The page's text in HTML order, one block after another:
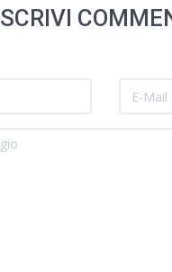
SCRIVI